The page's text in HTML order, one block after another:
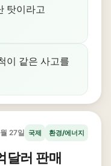
탓이라고
이 같은 사고를
27일 국제 환경/에너지
달러 판매